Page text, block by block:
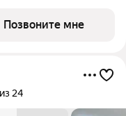
В северной
Позвоните мне
24